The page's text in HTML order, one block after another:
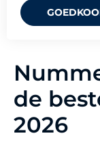
de
2026